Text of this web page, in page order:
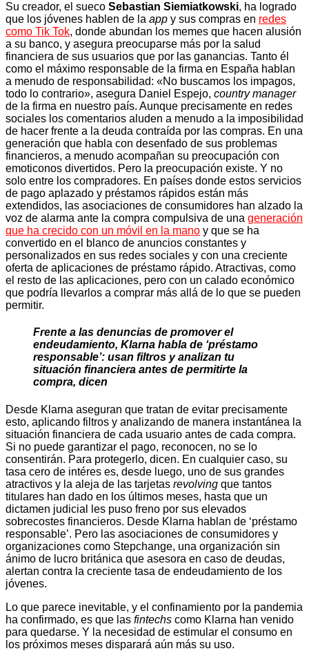
Su creador, el sueco Sebastian Siemiatkowski, ha logrado
que los jóvenes hablen de la app y sus compras en redes
como Tik Tok, donde abundan los memes que hacen alusión
a su banco, y asegura preocuparse más por la salud
financiera de sus usuarios que por las ganancias. Tanto él
como el máximo responsable de la firma en España hablan
a menudo de responsabilidad: «No buscamos los impagos,
todo lo contrario», asegura Daniel Espejo, country manager
de la firma en nuestro país. Aunque precisamente en redes
sociales los comentarios aluden a menudo a la imposibilidad
de hacer frente a la deuda contraída por las compras. En una
generación que habla con desenfado de sus problemas
financieros, a menudo acompañan su preocupación con
emoticonos divertidos. Pero la preocupación existe. Y no
solo entre los compradores. En países donde estos servicios
de pago aplazado y préstamos rápidos están más
extendidos, las asociaciones de consumidores han alzado la
voz de alarma ante la compra compulsiva de una generación
que ha crecido con un móvil en la mano y que se ha
convertido en el blanco de anuncios constantes y
personalizados en sus redes sociales y con una creciente
oferta de aplicaciones de préstamo rápido. Atractivas, como
el resto de las aplicaciones, pero con un calado económico
que podría llevarlos a comprar más allá de lo que se pueden
permitir.
Frente a las denuncias de promover el
endeudamiento, Klarna habla de ‘préstamo
responsable’: usan filtros y analizan tu
situación financiera antes de permitirte la
compra, dicen
Desde Klarna aseguran que tratan de evitar precisamente
esto, aplicando filtros y analizando de manera instantánea la
situación financiera de cada usuario antes de cada compra.
Si no puede garantizar el pago, reconocen, no se lo
consentirán. Para protegerlo, dicen. En cualquier caso, su
tasa cero de intéres es, desde luego, uno de sus grandes
atractivos y la aleja de las tarjetas revolving que tantos
titulares han dado en los últimos meses, hasta que un
dictamen judicial les puso freno por sus elevados
sobrecostes financieros. Desde Klarna hablan de ‘préstamo
responsable’. Pero las asociaciones de consumidores y
organizaciones como Stepchange, una organización sin
ánimo de lucro británica que asesora en caso de deudas,
alertan contra la creciente tasa de endeudamiento de los
jóvenes.
Lo que parece inevitable, y el confinamiento por la pandemia
ha confirmado, es que las fintechs como Klarna han venido
para quedarse. Y la necesidad de estimular el consumo en
los próximos meses disparará aún más su uso.